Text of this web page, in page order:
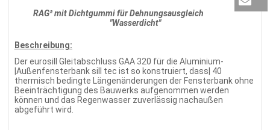
RAG² mit Dichtgummi für Dehnungsausgleich
"Wasserdicht"
Beschreibung:
Der eurosill Gleitabschluss GAA 320 für die Aluminium-
|Außenfensterbank sill tec ist so konstruiert, dass| 40
thermisch bedingte Längenänderungen der Fensterbank ohne
Beeinträchtigung des Bauwerks aufgenommen werden
können und das Regenwasser zuverlässig nachaußen
abgeführt wird.